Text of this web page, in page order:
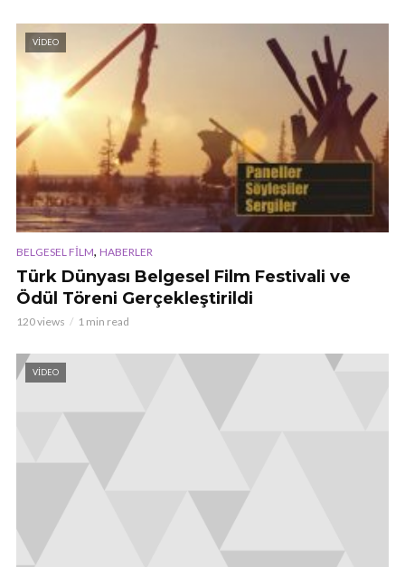
VIDEO
BELGESEL FILM, HABERLER
Türk Dünyası Belgesel Film Festivali ve
Ödül Töreni Gerçekleştirildi
120 views 1 min read
VIDEO